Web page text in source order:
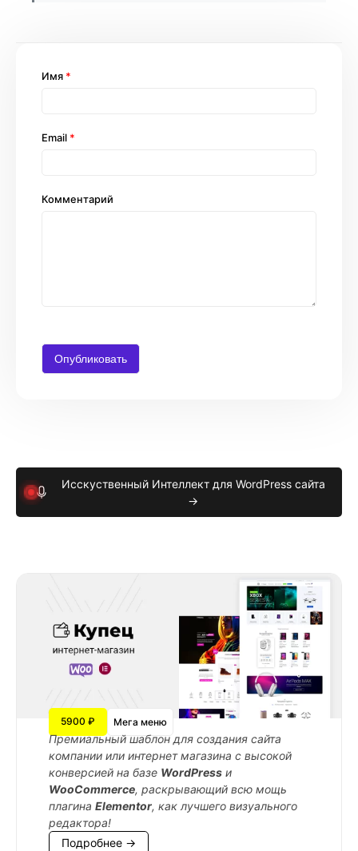
Комментарий
Имя *
Email *
Исскуственный Интеллект для WordPress сайта
→
5900 ₽ Мега меню
Премиальный шаблон для создания сайта
компании или интернет магазина с высокой
конверсией на базе WordPress и
WooCommerce, раскрывающий всю мощь
плагина Elementor, как лучшего визуального
редактора!
Подробнее →